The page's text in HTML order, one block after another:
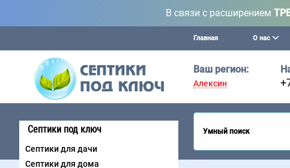
В связи с расширением
Главная О нас
Ваш регион:
Алексин
Умный поиск
Септики под ключ
Септики для дачи
Септики для дома